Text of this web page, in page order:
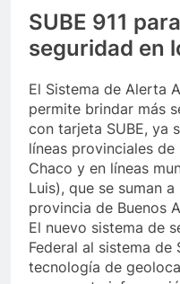
SUBE 911
seguridad en
El Sistema de Alerta
permite brindar más
con tarjeta SUBE, ya
líneas provinciales
Chaco y en líneas
Luis), que se suman
provincia de Buenos
El nuevo sistema de
Federal al sistema de
tecnología de